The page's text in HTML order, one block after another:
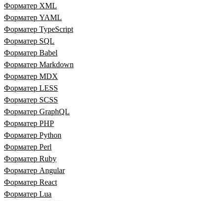
Форматер XML
Форматер YAML
Форматер TypeScript
Форматер SQL
Форматер Babel
Форматер Markdown
Форматер MDX
Форматер LESS
Форматер SCSS
Форматер GraphQL
Форматер PHP
Форматер Python
Форматер Perl
Форматер Ruby
Форматер Angular
Форматер React
Форматер Lua